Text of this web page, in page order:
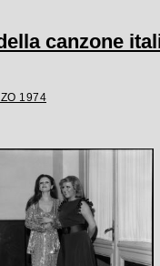
canzone
1974